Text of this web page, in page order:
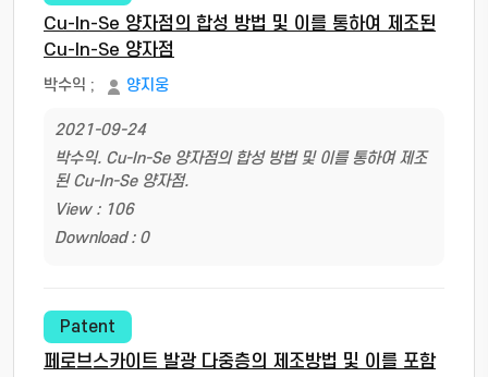
Cu-In-Se 양자점의 합성 방법 및 이를 통하여 제조된
Cu-In-Se 양자점
박수익 ; 양지웅
2021-09-24
박수익. Cu-In-Se 양자점의 합성 방법 및 이를 통하여 제조
된 Cu-In-Se 양자점.
View : 106
Download : 0
Patent
페로브스카이트 발광 다중층의 제조방법 및 이를 포함